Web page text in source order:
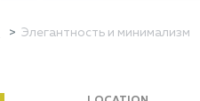
Элегантность и минимализм